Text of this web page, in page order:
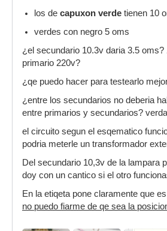
los de capuxon verde tienen 10
verdes con negro 5 oms
¿el secundario 10.3v daria 3.5 oms?
primario 220v?
¿qe puedo hacer para testearlo
¿entre los secundarios no deberia
entre primarios y secundarios?
el circuito segun el esqematico
podria meterle un transformador
Del secundario 10,3v de la lampara
doy con un cantico si el otro
En la etiqeta pone claramente que
no puedo fiarme de qe sea la